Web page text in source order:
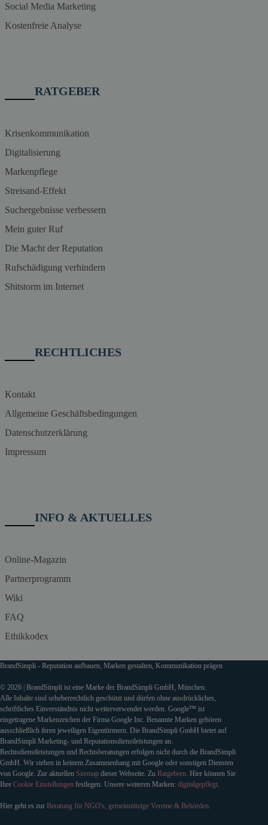
Social Media Marketing
Kostenfreie Analyse
RATGEBER
Krisenkommunikation
Digitalisierung
Markenpflege
Streisand-Effekt
Suchergebnisse verbessern
Mein guter Ruf
Die Macht der Reputation
Rufschädigung verhindern
Shitstorm im Internet
RECHTLICHES
Kontakt
Allgemeine Geschäftsbedingungen
Datenschutzerklärung
Impressum
INFO & AKTUELLES
Online-Magazin
Partnerprogramm
Wiki
FAQ
Ethikkodex
BrandSimpli - Reputation aufbauen, Marken gestalten, Kommunikation prägen
© 2026 | BrandSimpli ist eine Marke der BrandSimpli GmbH, München.
Alle Inhalte sind urheberrechtlich geschützt und dürfen ohne ausdrückliches,
schriftliches Einverständnis nicht weiterverwendet werden. Google™ ist
eingetragene Markenzeichen der Firma Google Inc. Benannte Marken gehören
ausschließlich ihren jeweiligen Eigentürmern. Die BrandSimpli GmbH bietet auf
BrandSimpli Marketing- und Reputationsdienstleistungen an.
Rechtsdienstleistungen und Rechtsberatungen erfolgen nicht durch die BrandSimpli
GmbH. Wir stehen in keinem Zusammenhang mit Google oder sonstigen Diensten
von Google. Zur aktuellen Sitemap dieser Webseite. Zu Ratgebern . Hier können Sie
Ihre Cookie Einstellungen festlegen. Unsere weiteren Marken: digitalgepflegt
Hier geht es zur Beratung für NGO's, gemeinnützige Vereine & Behörden